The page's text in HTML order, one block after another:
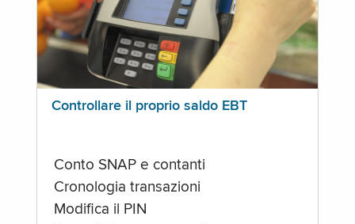
Controllare il proprio saldo EBT
Conto SNAP e contanti
Cronologia transazioni
Modifica il PIN